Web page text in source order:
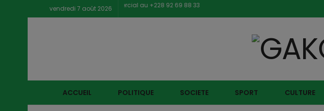
vendredi 7 août 2026
Contacter notre service commercial au +228 92 69 88 33
ACCUEIL POLITIQUE SOCIETE SPORT CULTURE